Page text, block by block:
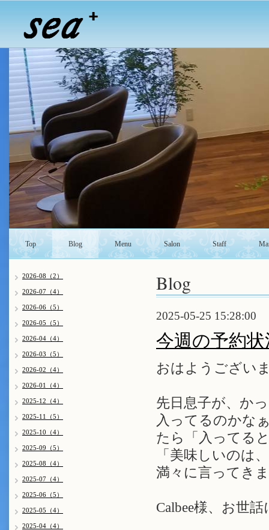
Top Blog Menu Salon Staff
Blog
2025-05-25 15:28:00
今週の予約
おはようござい
先日息子が、か
入ってるのかな
たら「入ってる
「美味しいのは
満々に言ってき
Calbee様、お世
2026-08（2）
2026-07（4）
2026-06（5）
2026-05（5）
2026-04（4）
2026-03（5）
2026-02（4）
2026-01（4）
2025-12（4）
2025-11（5）
2025-10（4）
2025-09（5）
2025-08（4）
2025-07（4）
2025-06（5）
2025-05（4）
2025-04（4）